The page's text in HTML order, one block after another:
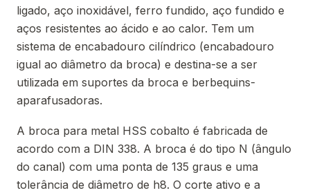
ligado, aço inoxidável, ferro fundido, aço fundido e
aços resistentes ao ácido e ao calor. Tem um
sistema de encabadouro cilíndrico (encabadouro
igual ao diâmetro da broca) e destina-se a ser
utilizada em suportes da broca e berbequins-
aparafusadoras.
A broca para metal HSS cobalto é fabricada de
acordo com a DIN 338. A broca é do tipo N (ângulo
do canal) com uma ponta de 135 graus e uma
tolerância de diâmetro de h8. O corte ativo e a